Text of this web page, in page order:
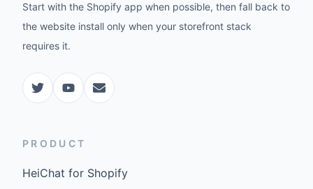
Start with the Shopify app when possible, then fall back to
the website install only when your storefront stack
requires it.
PRODUCT
HeiChat for Shopify